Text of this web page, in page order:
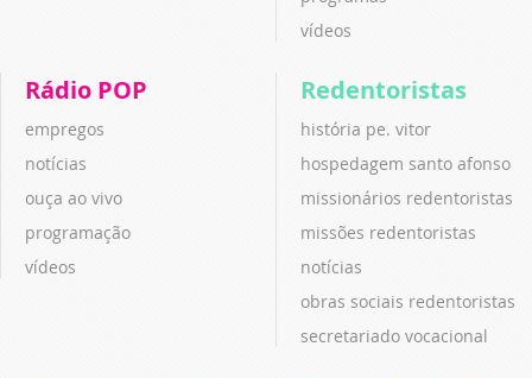
vídeos
Rádio POP
empregos
notícias
ouça ao vivo
programação
vídeos
Redentoristas
história pe. vitor
hospedagem santo afonso
missionários redentoristas
missões redentoristas
notícias
obras sociais redentoristas
secretariado vocacional